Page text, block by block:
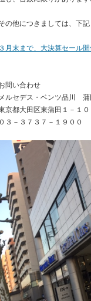
の他につきましては、下
３月末まで、大決算セール
問い合わせ
メルセデス・ベンツ品川 蒲
京都大田区東蒲田１－１
０３－３７３７－１９００